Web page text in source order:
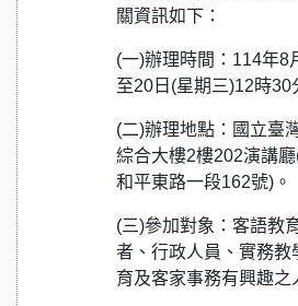
關資訊如下：
(一)辦理時間：114年8
至20日(星期三)12時30
(二)辦理地點：國立臺
綜合大樓2樓202演講
和平東路一段162號)。
(三)參加對象：客語教
者、行政人員、實務教
育及客家事務有興趣之